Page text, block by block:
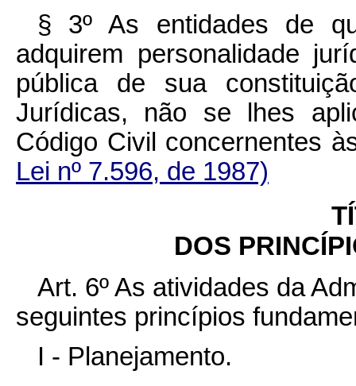
§ 3º As entidades de
adquirem personalidade
pública de sua
Jurídicas, não se lhes
Código Civil
Lei nº 7.596, de 1987)
DOS
Art. 6º As atividades da
seguintes princípios
I - Planejamento.